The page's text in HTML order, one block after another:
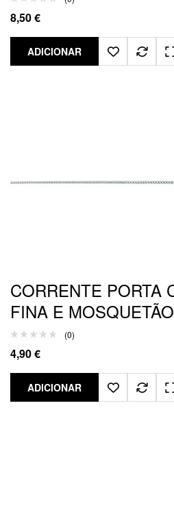
8,50€
ADICIONAR
CORRENTE PORTA
FINA E
(0)
4,90€
ADICIONAR